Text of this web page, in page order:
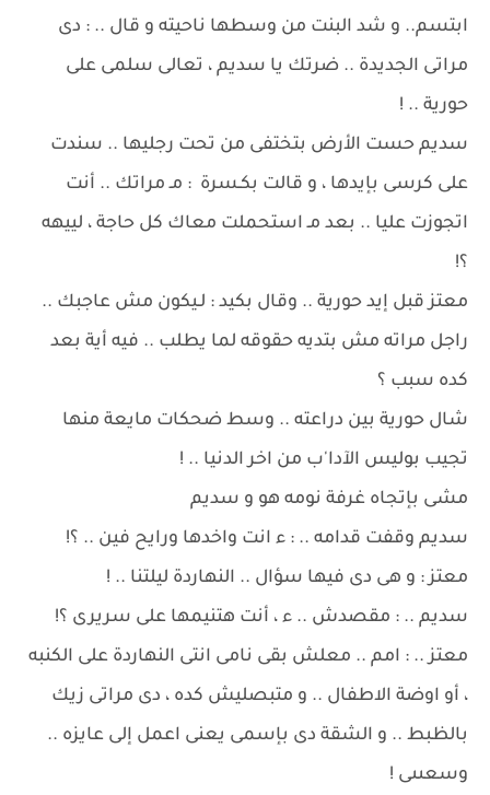
ابتسم.. و شد البنت من وسطها ناحيته و قال .. : دى
مراتى الجديدة .. ضرتك يا سديم ، تعالى سلمى على
حورية .. !
سديم حست الأرض بتختفى من تحت رجليها .. سندت
على كرسى بإيدها ، و قالت بكـسرة : مـ مراتك .. أنت
اتجوزت عليا .. بعد مـ استحملت معاك كل حاجة ، لييهه
؟!
معتز قبل إيد حورية .. وقال بكيد : لـيكون مش عاجبك ..
راجل مراته مش بتديه حقوقه لما يطلب .. فيه أية بعد
كده سبب ؟
شال حورية بين دراعته .. وسط ضحكات مايعة منها
تجيب بوليس الآدا'ب من اخر الدنيا .. !
مشى بإتجاه غرفة نومه هو و سديم
سديم وقفت قدامه .. : ء انت واخدها ورايح فين .. ؟!
معتز : و هى دى فيها سؤال .. النهاردة ليلتنا .. !
سديم .. : مقصدش .. ء ، أنت هتنيمها على سريرى ؟!
معتز .. : امم .. معلش بقى نامى انتى النهاردة على الكنبه
، أو اوضة الاطفال .. و متبصليش كده ، دى مراتى زيك
بالظبط .. و الشقة دى بإسمى يعنى اعمل إلى عايزه ..
وسعىىى !